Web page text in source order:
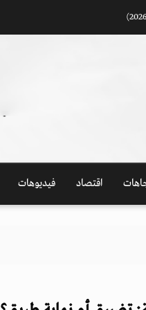
اقتصاد فيديوهات